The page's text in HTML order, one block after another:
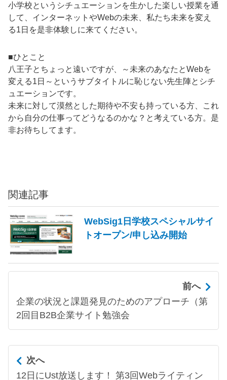
小学校というシチュエーションを生かした楽しい授業を通
して、インターネットやWebの未来、私たち未来を変え
る1日を是非体験しに来てください。
■ひとこと
八王子とちょっと遠いですが、～未来のあなたとWebを
変える1日～というサブタイトルに恥じない先生陣とシチ
ュエーションです。
未来に対して漠然とした期待や不安も持っている方、これ
から自分の仕事ってどうなるのかな？と考えている方。是
非お待ちしてます。
関連記事
WebSig1日学校スペシャルサイ
トオープン/申し込み開始
前へ
企業の状況と課題発見のためのアプローチ（第
2回目B2B企業サイト勉強会
次へ
12日にUst放送します！ 第3回Webライティン